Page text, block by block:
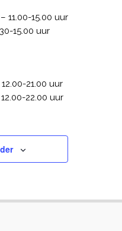
11.00-15.00 uur
15.00 uur
21.00 uur
22.00 uur